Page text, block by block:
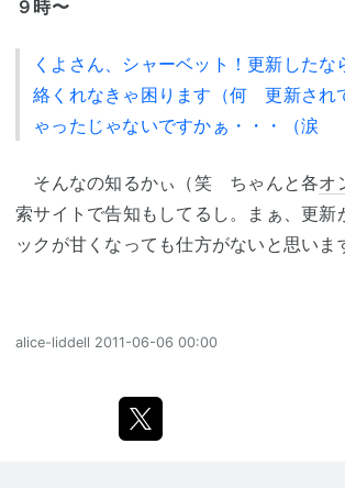
９時〜
くよさん、シャーベット！更新したな
絡くれなきゃ困ります（何 更新され
ゃったじゃないですかぁ・・・（涙
そんなの知るかぃ（笑 ちゃんと各オ
索サイトで告知もしてるし。まぁ、更新
ックが甘くなっても仕方がないと思いま
alice-liddell 2011-06-06 00:00